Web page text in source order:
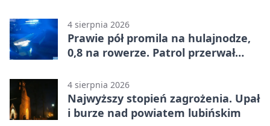
4 sierpnia 2026
Prawie pół promila na hulajnodze,
0,8 na rowerze. Patrol przerwał
4 sierpnia 2026
Najwyższy stopień zagrożenia. Upał
i burze nad powiatem lubińskim